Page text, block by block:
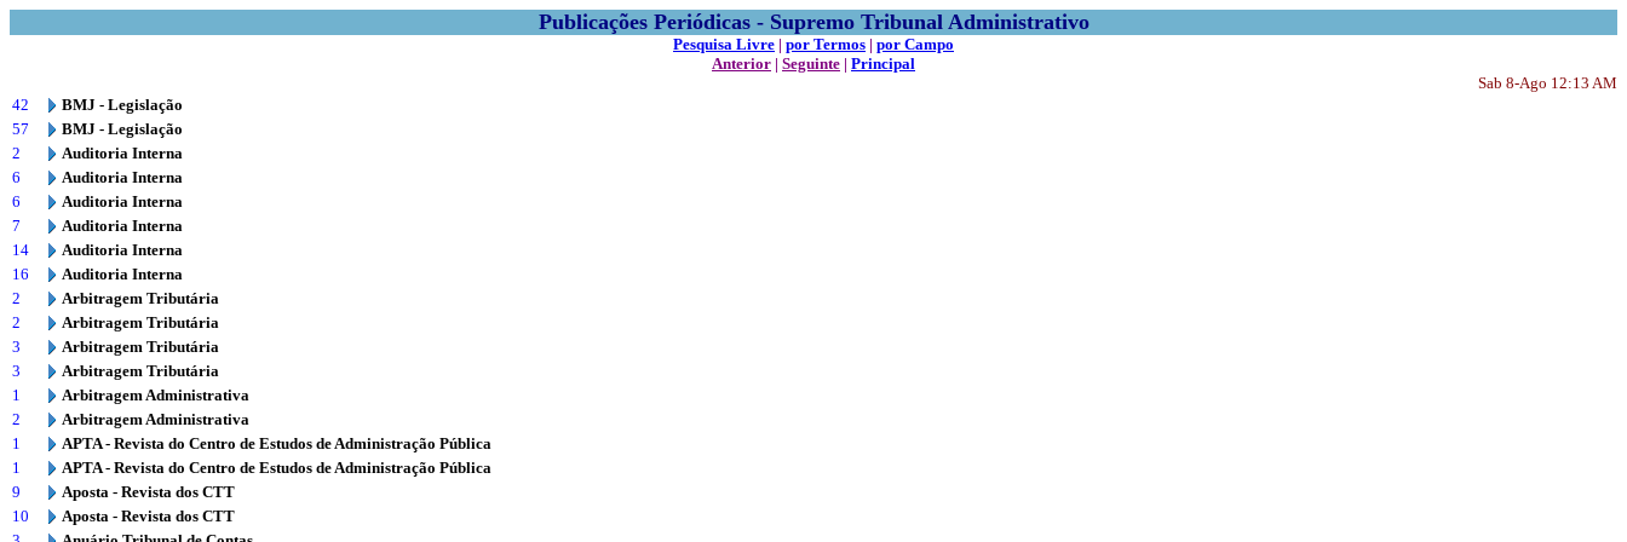
Publicações Periódicas - Supremo Tribunal Administrativo
Pesquisa Livre | por Termos | por Campo
Anterior | Seguinte | Principal
Sab 8-Ago 12:13 AM
42
BMJ - Legislação
57
BMJ - Legislação
2
Auditoria Interna
6
Auditoria Interna
6
Auditoria Interna
7
Auditoria Interna
14
Auditoria Interna
16
Auditoria Interna
2
Arbitragem Tributária
2
Arbitragem Tributária
3
Arbitragem Tributária
3
Arbitragem Tributária
1
Arbitragem Administrativa
2
Arbitragem Administrativa
1
APTA - Revista do Centro de Estudos de Administração Pública
1
APTA - Revista do Centro de Estudos de Administração Pública
9
Aposta - Revista dos CTT
10
Aposta - Revista dos CTT